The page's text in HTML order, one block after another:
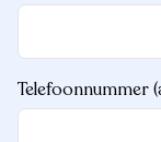
Telefoonnummer